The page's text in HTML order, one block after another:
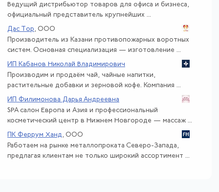
Ведущий дистрибьютор товаров для офиса и бизнеса,
официальный представитель крупнейших ...
Дас Тор , ООО
Производитель из Казани противопожарных воротных
систем. Основная специализация — изготовление ...
ИП Кабанов Николай Владимирович
Производим и продаём чай, чайные напитки,
растительные добавки и зерновой кофе. Компания ...
ИП Филимонова Дарья Андреевна
SPA салон Европа и Азия и профессиональный
косметический центр в Нижнем Новгороде — массаж ...
ПК Феррум Ханд , ООО
Работаем на рынке металлопроката Северо-Запада,
предлагая клиентам не только широкий ассортимент ...